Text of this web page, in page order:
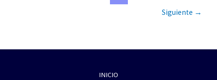
Siguiente →
INICIO